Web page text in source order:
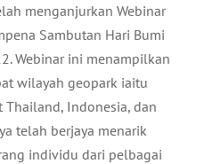
menganjurkan Webinar
Sambutan Hari Bumi
Webinar ini menampilkan
wilayah geopark iaitu
Thailand, Indonesia, dan
telah berjaya menarik
individu dari pelbagai